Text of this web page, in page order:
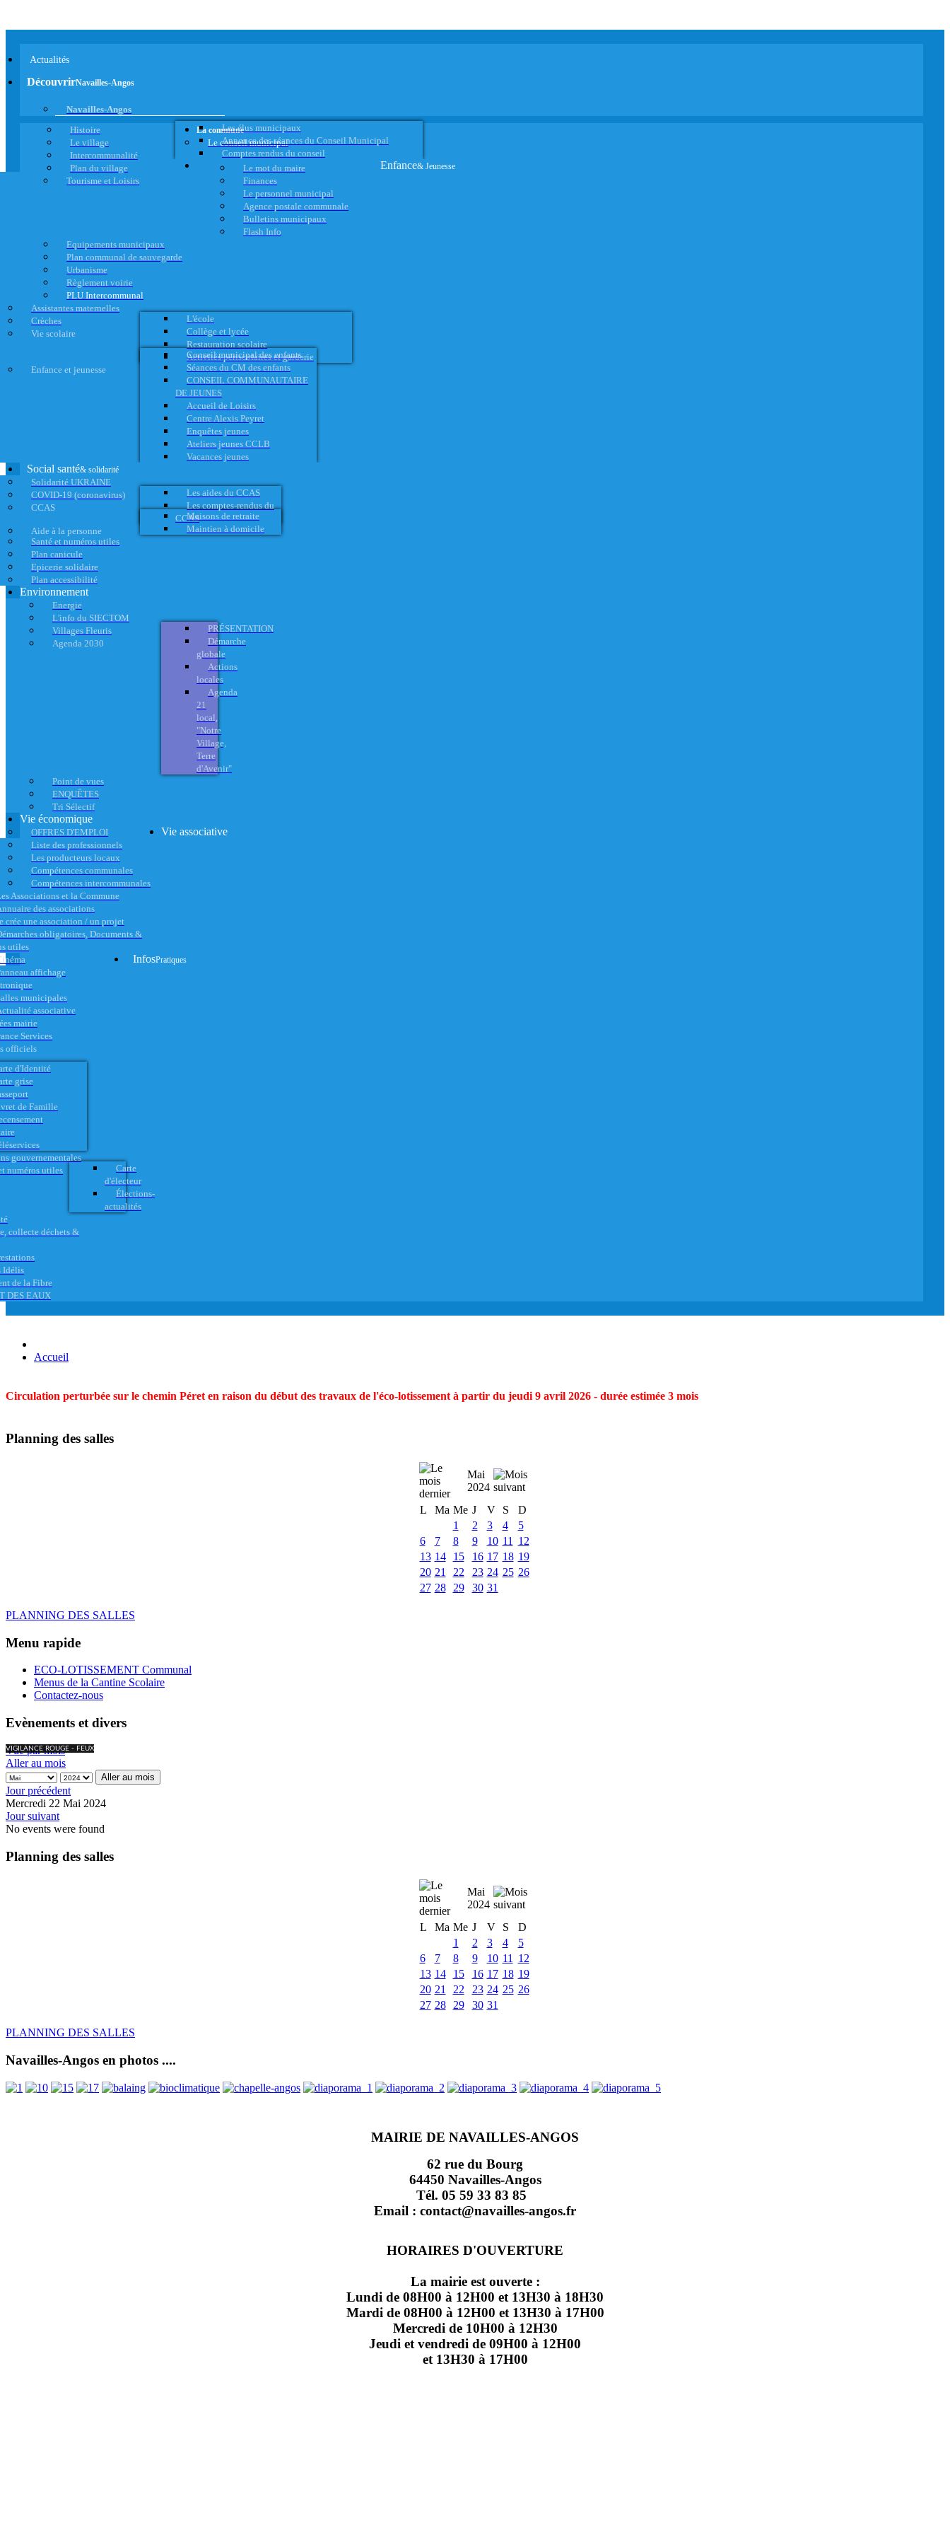
Actualités
DécouvrirNavailles-Angos
Navailles-Angos
Histoire
Le village
Intercommunalité
Plan du village
Tourisme et Loisirs
La commune
Le conseil municipal
Les élus municipaux
Annonce des séances du Conseil Municipal
Comptes rendus du conseil
Le mot du maire
Finances
Le personnel municipal
Agence postale communale
Bulletins municipaux
Flash Info
Equipements municipaux
Plan communal de sauvegarde
Urbanisme
Règlement voirie
PLU Intercommunal
Enfance& Jeunesse
Assistantes maternelles
Crèches
Vie scolaire
L'école
Collège et lycée
Restauration scolaire
Activités périscolaires et garderie
Enfance et jeunesse
Conseil municipal des enfants
Séances du CM des enfants
CONSEIL COMMUNAUTAIRE
DE JEUNES
Accueil de Loisirs
Centre Alexis Peyret
Enquêtes jeunes
Ateliers jeunes CCLB
Vacances jeunes
Social santé& solidarité
Solidarité UKRAINE
COVID-19 (coronavirus)
CCAS
Les aides du CCAS
Les comptes-rendus du
CCAS
Aide à la personne
Maisons de retraite
Maintien à domicile
Santé et numéros utiles
Plan canicule
Epicerie solidaire
Plan accessibilité
Environnement
Energie
L'info du SIECTOM
Villages Fleuris
Agenda 2030
PRÉSENTATION
Démarche
globale
Actions
locales
Agenda
21
local,
"Notre
Village,
Terre
d'Avenir"
Point de vues
ENQUÊTES
Tri Sélectif
Vie économique
OFFRES D'EMPLOI
Liste des professionnels
Les producteurs locaux
Compétences communales
Compétences intercommunales
Vie associative
Associations et la Commune
des associations
crée une association / un projet
obligatoires, Documents &
utiles
affichage
municipales
associative
InfosPratiques
mairie
Services
officiels
d'Identité
grise
de Famille
gouvernementales
numéros utiles
Carte
d'électeur
Élections-
actualités
collecte déchets &
Idélis
de la Fibre
DES EAUX
Accueil
Circulation perturbée sur le chemin Péret en raison du début des travaux de l'éco-lotissement à partir du jeudi 9 avril 2026 - durée estimée 3 mois
Planning des salles
Mai
2024
L
Ma Me J V S
D
1
2 3 4
5
6
7 8 9 10 11
12
13 14 15 16 17 18 19
20 21 22 23 24 25 26
27 28 29 30 31
PLANNING DES SALLES
Menu rapide
ECO-LOTISSEMENT Communal
Menus de la Cantine Scolaire
Contactez-nous
Evènements et divers
VIGILANCE ROUGE - FEUX
Vue par mois
Aller au mois
Aller au mois
Jour précédent
Mercredi 22 Mai 2024
Jour suivant
No events were found
Planning des salles
Mai
2024
L
Ma Me J V S
D
1
2 3 4
5
6
7 8 9 10 11
12
13 14 15 16 17 18 19
20 21 22 23 24 25 26
27 28 29 30 31
PLANNING DES SALLES
Navailles-Angos en photos ....
MAIRIE DE NAVAILLES-ANGOS
62 rue du Bourg
64450 Navailles-Angos
Tél. 05 59 33 83 85
Email : contact@navailles-angos.fr
HORAIRES D'OUVERTURE
La mairie est ouverte :
Lundi de 08H00 à 12H00 et 13H30 à 18H30
Mardi de 08H00 à 12H00 et 13H30 à 17H00
Mercredi de 10H00 à 12H30
Jeudi et vendredi de 09H00 à 12H00
et 13H30 à 17H00